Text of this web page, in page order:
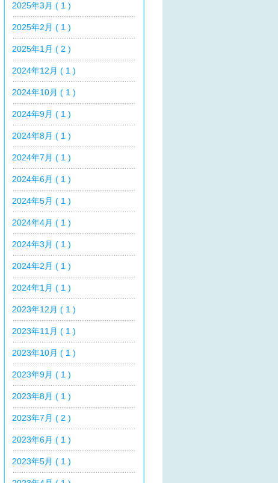
2025年3月 ( 1 )
2025年2月 ( 1 )
2025年1月 ( 2 )
2024年12月 ( 1 )
2024年10月 ( 1 )
2024年9月 ( 1 )
2024年8月 ( 1 )
2024年7月 ( 1 )
2024年6月 ( 1 )
2024年5月 ( 1 )
2024年4月 ( 1 )
2024年3月 ( 1 )
2024年2月 ( 1 )
2024年1月 ( 1 )
2023年12月 ( 1 )
2023年11月 ( 1 )
2023年10月 ( 1 )
2023年9月 ( 1 )
2023年8月 ( 1 )
2023年7月 ( 2 )
2023年6月 ( 1 )
2023年5月 ( 1 )